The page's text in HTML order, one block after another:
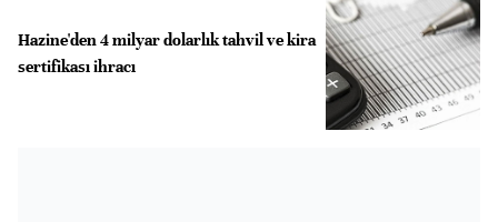
Hazine'den 4 milyar dolarlık tahvil ve kira
sertifikası ihracı